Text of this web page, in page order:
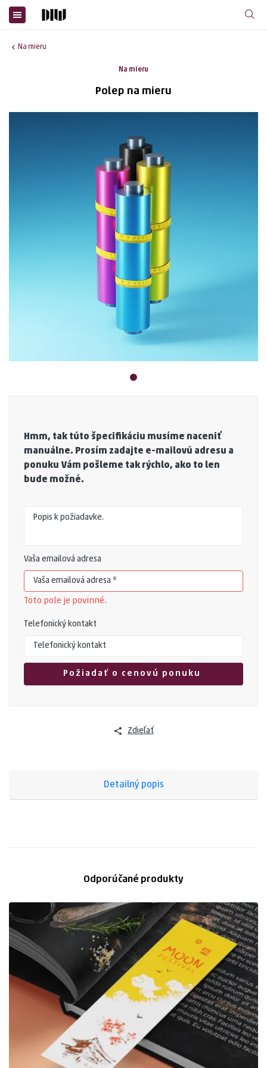
Na mieru
Na mieru
Polep na mieru
Hmm, tak túto špecifikáciu musíme naceniť
manuálne. Prosím zadajte e-mailovú adresu a
ponuku Vám pošleme tak rýchlo, ako to len
bude možné.
Vaša emailová adresa
Toto pole je povinné.
Telefonický kontakt
Zdieľať
Detailný popis
Odporúčané produkty